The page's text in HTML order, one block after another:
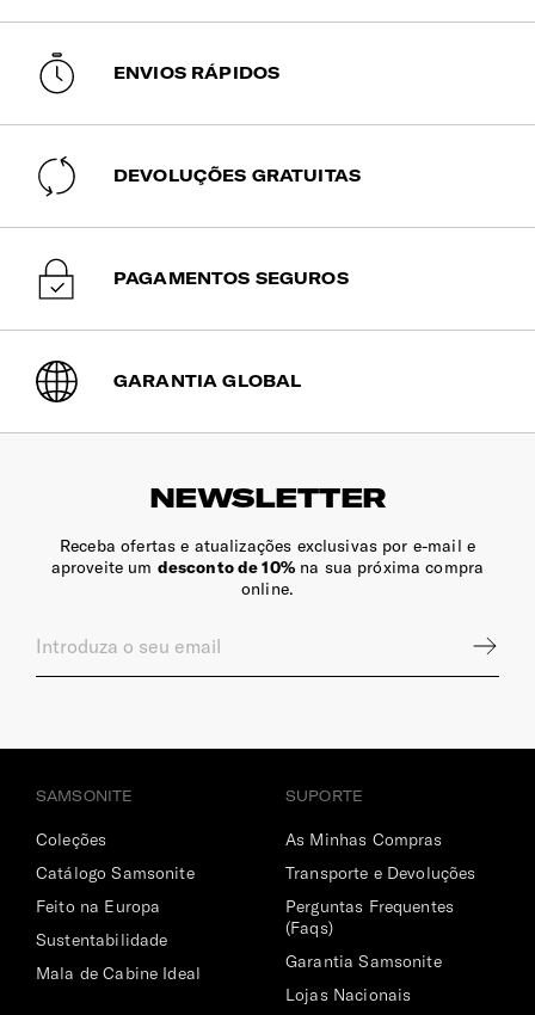
ENVIOS RÁPIDOS
DEVOLUÇÕES GRATUITAS
PAGAMENTOS SEGUROS
GARANTIA GLOBAL
NEWSLETTER
Receba ofertas e atualizações exclusivas por e-mail e
aproveite um desconto de 10%na sua próxima compra
online.
SAMSONITE
Coleções
Catálogo Samsonite
Feito na Europa
Sustentabilidade
Mala de Cabine Ideal
SUPORTE
As Minhas Compras
Transporte e Devoluções
Perguntas Frequentes
(Faqs)
Garantia Samsonite
Lojas Nacionais